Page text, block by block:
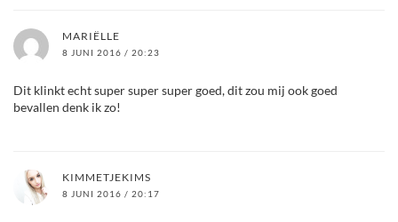
MARIËLLE
8 JUNI 2016 / 20:23
Dit klinkt echt super super super goed, dit zou mij ook goed
bevallen denk ik zo!
KIMMETJEKIMS
8 JUNI 2016 / 20:17